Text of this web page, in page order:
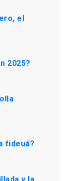
el
2025?
fideuá?